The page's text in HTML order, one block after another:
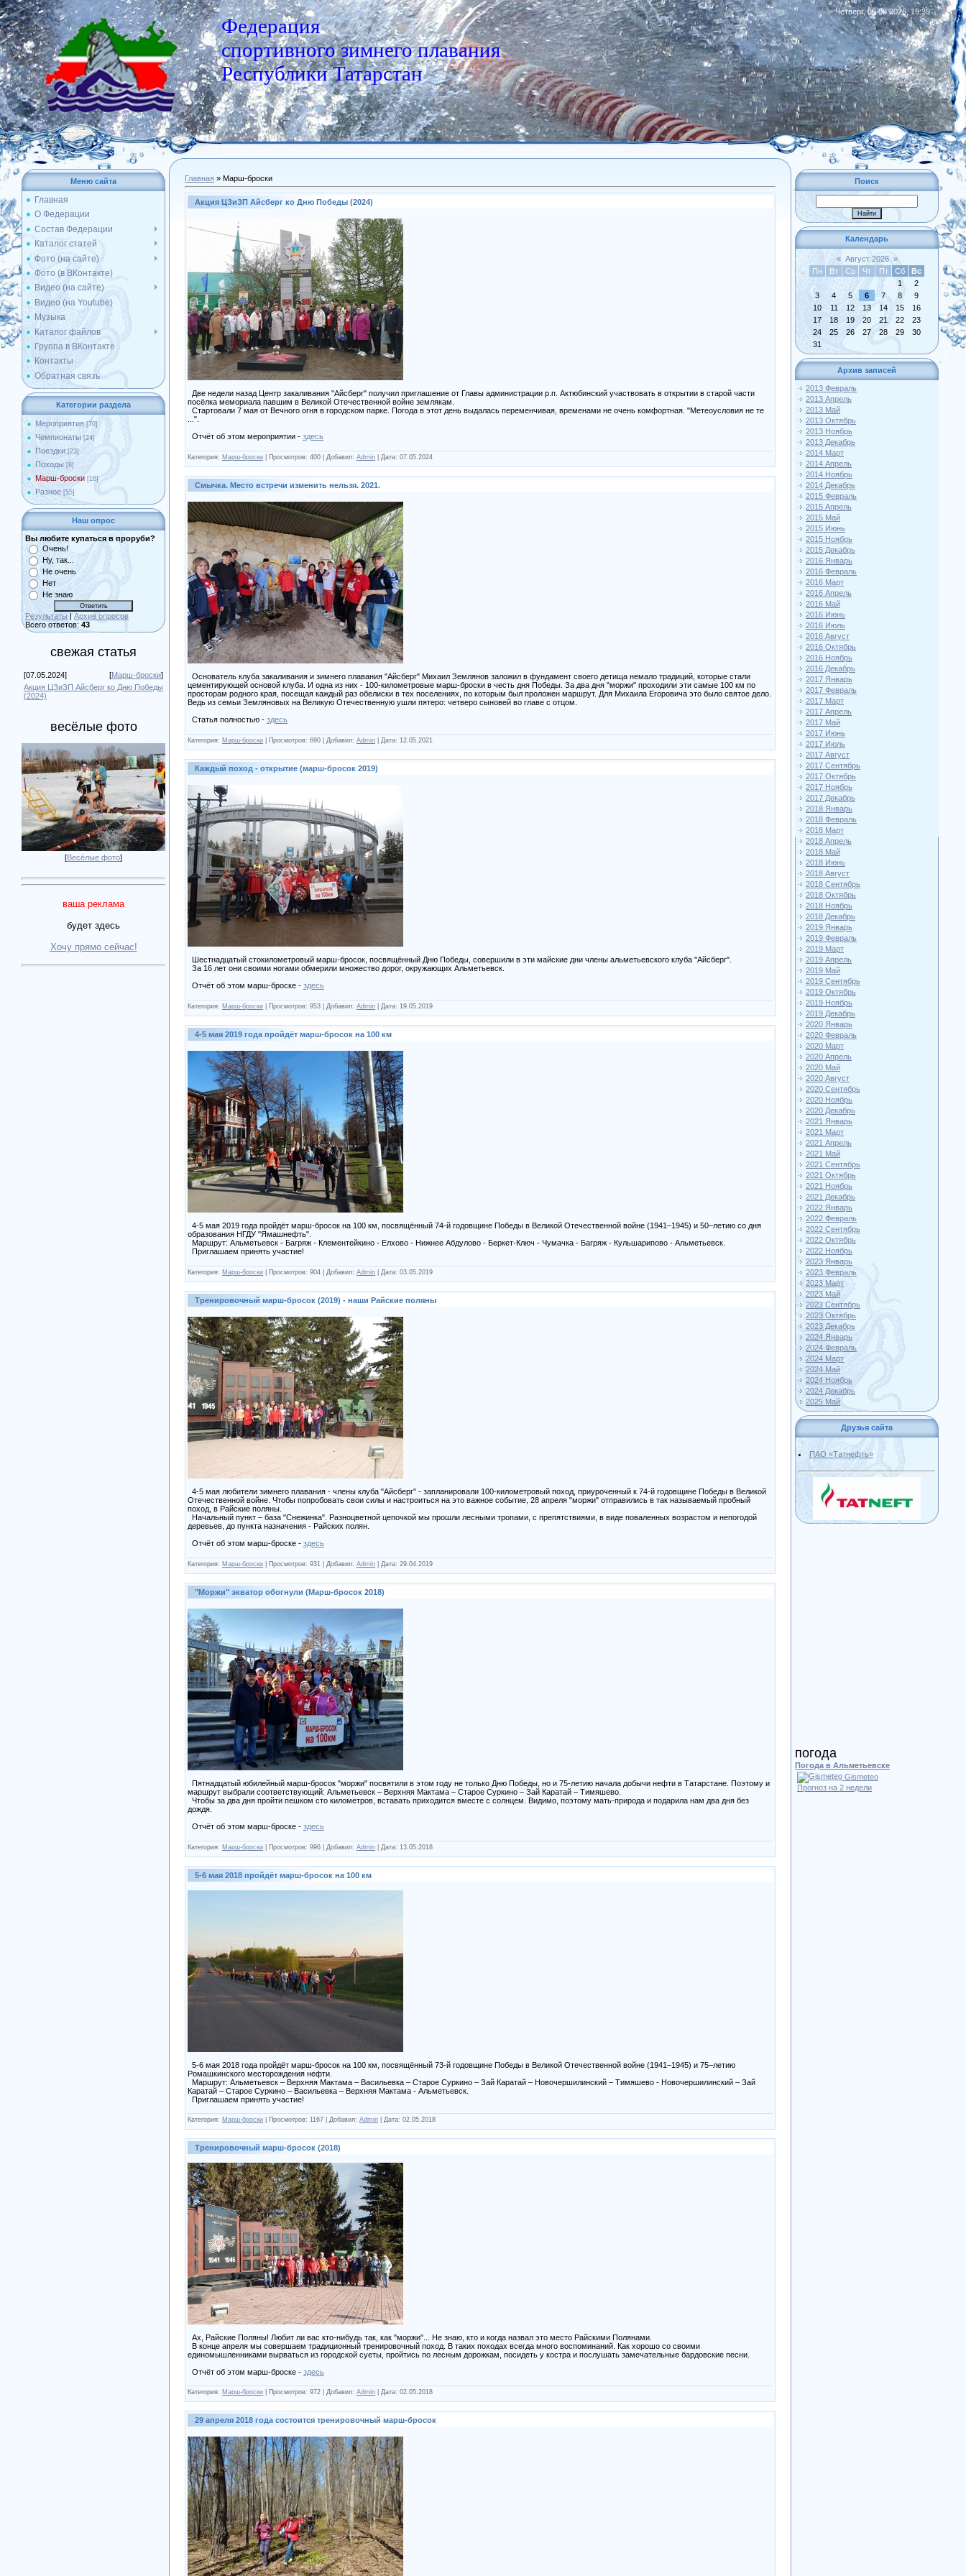
Федерация
спортивного зимнего плавания
Республики Татарстан
Четверг, 06.08.2026, 19:39
|RSS
Меню сайта
Главная
О Федерации
Состав Федерации
Каталог статей
Фото (на сайте)
Фото (в ВКонтакте)
Видео (на сайте)
Видео (на Youtube)
Музыка
Каталог файлов
Группа в ВКонтакте
Контакты
Обратная связь
Категории раздела
Мероприятия [70]
Чемпионаты [24]
Поездки [23]
Походы [8]
Марш-броски [16]
Разное [55]
Наш опрос
Вы любите купаться в проруби?
Очень!
Ну, так...
Не очень
Нет
Не знаю
Результаты | Архив опросов
Всего ответов: 43
свежая статья
[07.05.2024] [Марш-броски]
Акция ЦЗиЗП Айсберг ко Дню Победы
(2024)
весёлые фото
[Весёлые фото]
ваша реклама
будет здесь
Хочу прямо сейчас!
Главная » Марш-броски
Акция ЦЗиЗП Айсберг ко Дню Победы (2024)
Две недели назад Центр закаливания "Айсберг" получил приглашение от Главы администрации р.п. Актюбинский участвовать в открытии в старой части
посёлка мемориала павшим в Великой Отечественной войне землякам.
Стартовали 7 мая от Вечного огня в городском парке. Погода в этот день выдалась переменчивая, временами не очень комфортная. "Метеоусловия не те
...".
Отчёт об этом мероприятии - здесь
Категория: Марш-броски Просмотров: 400 Добавил: Admin Дата: 07.05.2024
Смычка. Место встречи изменить нельзя. 2021.
Основатель клуба закаливания и зимнего плавания "Айсберг" Михаил Землянов заложил в фундамент своего детища немало традиций, которые стали
цементирующей основой клуба. И одна из них - 100-километровые марш-броски в честь дня Победы. За два дня "моржи" проходили эти самые 100 км по
просторам родного края, посещая каждый раз обелиски в тех поселениях, по которым был проложен маршрут. Для Михаила Егоровича это было святое дело.
Ведь из семьи Земляновых на Великую Отечественную ушли пятеро: четверо сыновей во главе с отцом.
Статья полностью - здесь
Категория: Марш-броски Просмотров: 690 Добавил: Admin Дата: 12.05.2021
Каждый поход - открытие (марш-бросок 2019)
Шестнадцатый стокилометровый марш-бросок, посвящённый Дню Победы, совершили в эти майские дни члены альметьевского клуба "Айсберг".
За 16 лет они своими ногами обмерили множество дорог, окружающих Альметьевск.
Отчёт об этом марш-броске - здесь
Категория: Марш-броски Просмотров: 953 Добавил: Admin Дата: 19.05.2019
4-5 мая 2019 года пройдёт марш-бросок на 100 км
4-5 мая 2019 года пройдёт марш-бросок на 100 км, посвящённый 74-й годовщине Победы в Великой Отечественной войне (1941–1945) и 50–летию со дня
образования НГДУ "Ямашнефть".
Маршрут: Альметьевск - Багряж - Клементейкино - Елхово - Нижнее Абдулово - Беркет-Ключ - Чумачка - Багряж - Кульшарипово - Альметьевск.
Приглашаем принять участие!
Категория: Марш-броски Просмотров: 904 Добавил: Admin Дата: 03.05.2019
Тренировочный марш-бросок (2019) - наши Райские поляны
4-5 мая любители зимнего плавания - члены клуба "Айсберг" - запланировали 100-километровый поход, приуроченный к 74-й годовщине Победы в Великой
Отечественной войне. Чтобы попробовать свои силы и настроиться на это важное событие, 28 апреля "моржи" отправились в так называемый пробный
поход, в Райские поляны.
Начальный пункт – база "Снежинка". Разноцветной цепочкой мы прошли лесными тропами, с препятствиями, в виде поваленных возрастом и непогодой
деревьев, до пункта назначения - Райских полян.
Отчёт об этом марш-броске - здесь
Категория: Марш-броски Просмотров: 931 Добавил: Admin Дата: 29.04.2019
"Моржи" экватор обогнули (Марш-бросок 2018)
Пятнадцатый юбилейный марш-бросок "моржи" посвятили в этом году не только Дню Победы, но и 75-летию начала добычи нефти в Татарстане. Поэтому и
маршрут выбрали соответствующий: Альметьевск – Верхняя Мактама – Старое Суркино – Зай Каратай – Тимяшево.
Чтобы за два дня пройти пешком сто километров, вставать приходится вместе с солнцем. Видимо, поэтому мать-природа и подарила нам два дня без
дождя.
Отчёт об этом марш-броске - здесь
Категория: Марш-броски Просмотров: 996 Добавил: Admin Дата: 13.05.2018
5-6 мая 2018 пройдёт марш-бросок на 100 км
5-6 мая 2018 года пройдёт марш-бросок на 100 км, посвящённый 73-й годовщине Победы в Великой Отечественной войне (1941–1945) и 75–летию
Ромашкинского месторождения нефти.
Маршрут: Альметьевск – Верхняя Мактама – Васильевка – Старое Суркино – Зай Каратай – Новочершилинский – Тимяшево - Новочершилинский – Зай
Каратай – Старое Суркино – Васильевка – Верхняя Мактама - Альметьевск.
Приглашаем принять участие!
Категория: Марш-броски Просмотров: 1167 Добавил: Admin Дата: 02.05.2018
Тренировочный марш-бросок (2018)
Ах, Райские Поляны! Любит ли вас кто-нибудь так, как "моржи"... Не знаю, кто и когда назвал это место Райскими Полянами.
В конце апреля мы совершаем традиционный тренировочный поход. В таких походах всегда много воспоминаний. Как хорошо со своими
единомышленниками вырваться из городской суеты, пройтись по лесным дорожкам, посидеть у костра и послушать замечательные бардовские песни.
Отчёт об этом марш-броске - здесь
Категория: Марш-броски Просмотров: 972 Добавил: Admin Дата: 02.05.2018
29 апреля 2018 года состоится тренировочный марш-бросок
Поиск
Календарь
« Август 2026 »
Пн
Вт Ср Чт Пт Сб
Вс
1
2
3
4 5 6 7 8
9
10
11 12 13 14 15
16
17
18 19 20 21 22
23
24
25 26 27 28 29
30
31
Архив записей
2013 Февраль
2013 Апрель
2013 Май
2013 Октябрь
2013 Ноябрь
2013 Декабрь
2014 Март
2014 Апрель
2014 Ноябрь
2014 Декабрь
2015 Февраль
2015 Апрель
2015 Май
2015 Июнь
2015 Ноябрь
2015 Декабрь
2016 Январь
2016 Февраль
2016 Март
2016 Апрель
2016 Май
2016 Июнь
2016 Июль
2016 Август
2016 Октябрь
2016 Ноябрь
2016 Декабрь
2017 Январь
2017 Февраль
2017 Март
2017 Апрель
2017 Май
2017 Июнь
2017 Июль
2017 Август
2017 Сентябрь
2017 Октябрь
2017 Ноябрь
2017 Декабрь
2018 Январь
2018 Февраль
2018 Март
2018 Апрель
2018 Май
2018 Июнь
2018 Август
2018 Сентябрь
2018 Октябрь
2018 Ноябрь
2018 Декабрь
2019 Январь
2019 Февраль
2019 Март
2019 Апрель
2019 Май
2019 Сентябрь
2019 Октябрь
2019 Ноябрь
2019 Декабрь
2020 Январь
2020 Февраль
2020 Март
2020 Апрель
2020 Май
2020 Август
2020 Сентябрь
2020 Ноябрь
2020 Декабрь
2021 Январь
2021 Март
2021 Апрель
2021 Май
2021 Сентябрь
2021 Октябрь
2021 Ноябрь
2021 Декабрь
2022 Январь
2022 Февраль
2022 Сентябрь
2022 Октябрь
2022 Ноябрь
2023 Январь
2023 Февраль
2023 Март
2023 Май
2023 Сентябрь
2023 Октябрь
2023 Декабрь
2024 Январь
2024 Февраль
2024 Март
2024 Май
2024 Ноябрь
2024 Декабрь
2025 Май
Друзья сайта
ПАО «Татнефть»
погода
Погода в Альметьевске
Gismeteo
Прогноз на 2 недели